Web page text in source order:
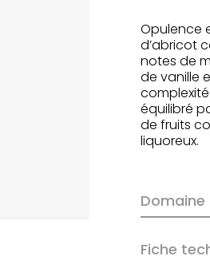
Opulence
d’abricot
notes de
de vanille
équilibré
de fruits
liquoreux.
Domaine
Fiche